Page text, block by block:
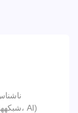
(شبکههای اجتماعی، تجارت الکترونیک، اسکرپینگ، AI)